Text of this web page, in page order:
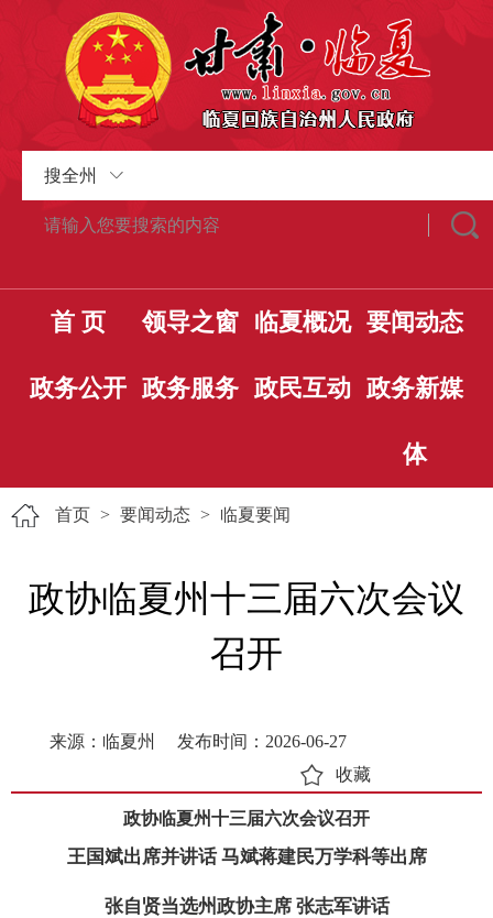
搜全州
首 页 领导之窗 临夏概况 要闻动态
政务公开 政务服务 政民互动 政务新媒
体
首页 > 要闻动态 > 临夏要闻
政协临夏州十三届六次会议
召开
来源：临夏州
发布时间：2026-06-27
收藏
政协临夏州十三届六次会议召开
王国斌出席并讲话 马斌蒋建民万学科等出席
张自贤当选州政协主席 张志军讲话